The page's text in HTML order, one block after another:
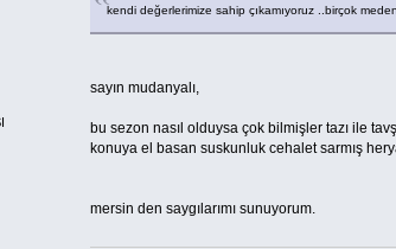
kendi değerlerimize sahip çıkamıyoruz ..birçok
sayın mudanyalı,
bu sezon nasıl olduysa çok bilmişler tazı ile
konuya el basan suskunluk cehalet sarmış
mersin den saygılarımı sunuyorum.